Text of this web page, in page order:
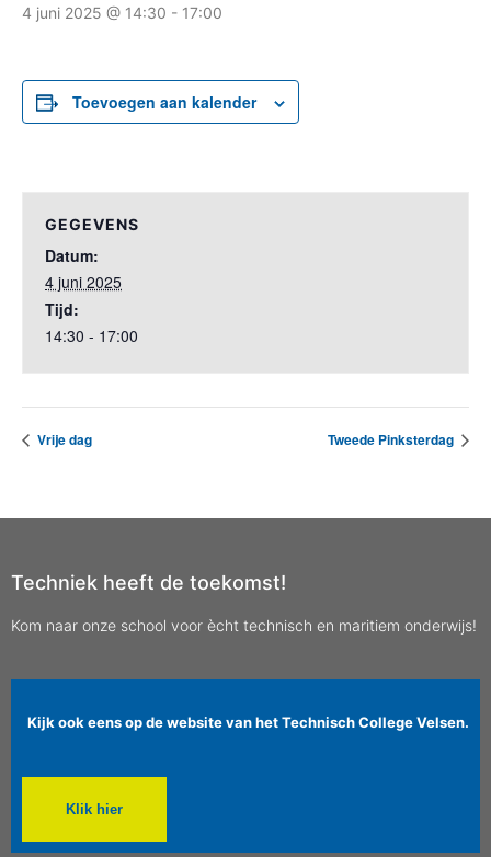
4 juni 2025 @ 14:30 - 17:00
Toevoegen aan kalender
GEGEVENS
Datum:
4 juni 2025
Tijd:
14:30 - 17:00
Vrije dag Tweede Pinksterdag
Techniek heeft de toekomst!
Kom naar onze school voor ècht technisch en maritiem onderwijs!
Kijk ook eens op de website van het Technisch College Velsen.
Klik hier